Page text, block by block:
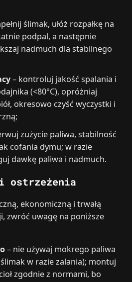
ślimak, ułóż rozpałkę na
podpal, a następnie
nadmuch dla stabilnego
– kontroluj jakość spalania i
(<80°C), opróżniaj
okresowo czyść wyczystki i
zużycie paliwa, stabilność
cofania dymu; w razie
dawkę paliwa i nadmuch.
i ostrzeżenia
ekonomiczną i trwałą
zwróć uwagę na poniższe
– nie używaj mokrego paliwa
w razie zalania); montuj
zgodnie z normami, bo